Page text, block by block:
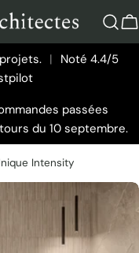
| Noté 4.4/5
passées
du 10 septembre.
Intensity